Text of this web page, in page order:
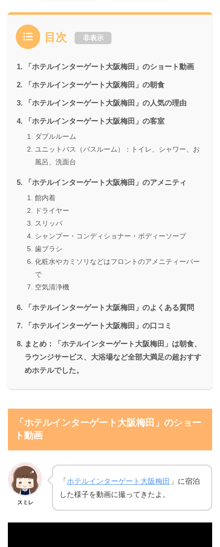
目次 非表示
「ホテルインターゲート大阪梅田」のショート動画
「ホテルインターゲート大阪梅田」の朝食
「ホテルインターゲート大阪梅田」の人気の理由
「ホテルインターゲート大阪梅田」の客室
ダブルルーム
ユニットバス（バスルーム）：トイレ、シャワー、お
風呂、洗面台
「ホテルインターゲート大阪梅田」のアメニティ
館内着
ドライヤー
スリッパ
シャンプー・コンディショナー・ボディーソープ
歯ブラシ
化粧水やカミソリなどはフロントのアメニティーバー
で
空気清浄機
「ホテルインターゲート大阪梅田」のよくある質問
「ホテルインターゲート大阪梅田」の口コミ
まとめ：「ホテルインターゲート大阪梅田」は朝食、
ラウンジサービス、大浴場など全部大満足の超おすす
めホテルでした。
「ホテルインターゲート大阪梅田」のショー
ト動画
スミレ
「ホテルインターゲート大阪梅田 」に宿泊
した様子を動画に撮ってきたよ。